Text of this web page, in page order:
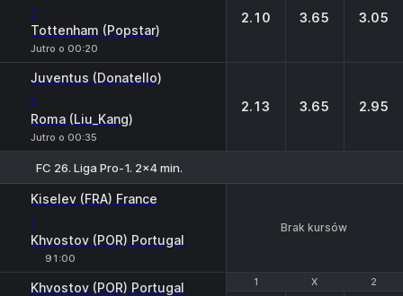
-
Tottenham (Popstar)
Jutro o 00:20
2.10 3.65 3.05
Juventus (Donatello)
-
Roma (Liu_Kang)
Jutro o 00:35
2.13 3.65 2.95
FC 26. Liga Pro-1. 2x4 min.
Kiselev (FRA) France
-
Khvostov (POR) Portugal
91:00
Brak kursów
1 X 2
Khvostov (POR) Portugal 1 X 2